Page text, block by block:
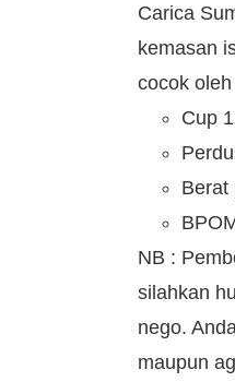
Carica
kemasan
cocok
Cup
Berat
NB :
silahkan
nego.
maupun